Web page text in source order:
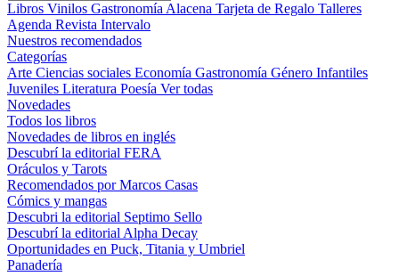
Libros Vinilos Gastronomía Alacena Tarjeta de Regalo Talleres
Agenda Revista Intervalo
Nuestros recomendados
Categorías
Arte Ciencias sociales Economía Gastronomía Género Infantiles
Juveniles Literatura Poesía Ver todas
Novedades
Todos los libros
Novedades de libros en inglés
Descubrí la editorial FERA
Oráculos y Tarots
Recomendados por Marcos Casas
Cómics y mangas
Descubri la editorial Septimo Sello
Descubrí la editorial Alpha Decay
Oportunidades en Puck, Titania y Umbriel
Panadería